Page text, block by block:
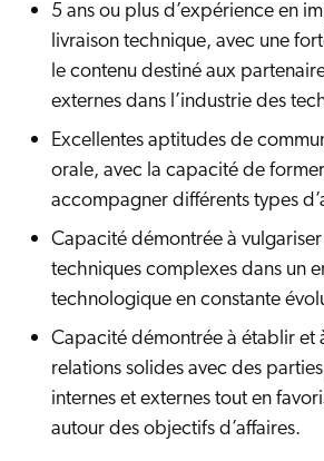
5 ans ou plus d’expérience en
livraison technique, avec une
le contenu destiné aux
externes dans l’industrie des
Excellentes aptitudes de
orale, avec la capacité de
accompagner différents types
Capacité démontrée à
techniques complexes dans un
technologique en constante
Capacité démontrée à établir et
relations solides avec des
internes et externes tout en
autour des objectifs d’affaires.